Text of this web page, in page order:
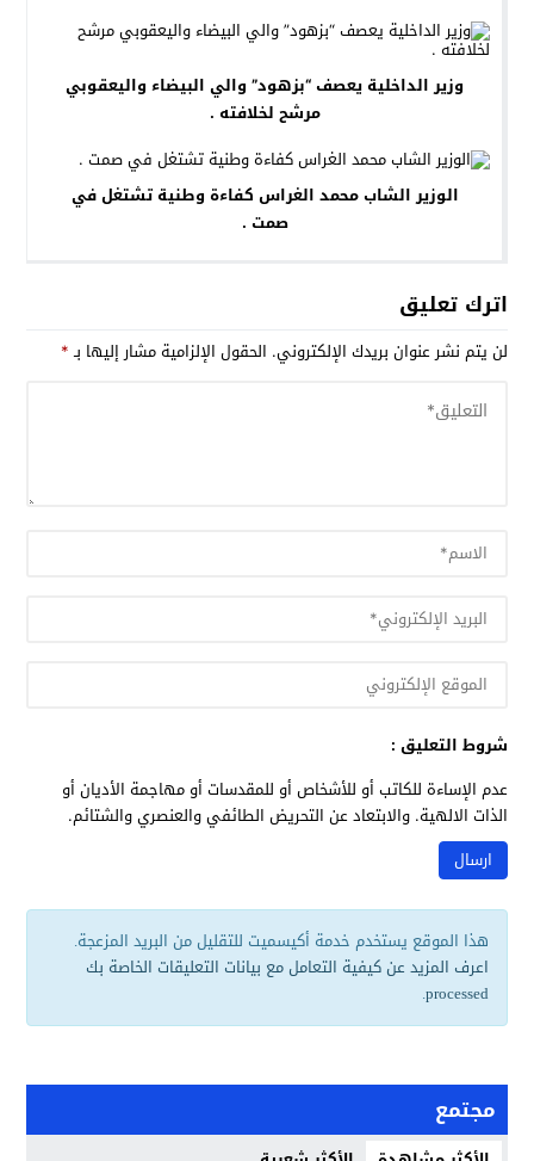
وزير الداخلية يعصف “بزهود” والي البيضاء واليعقوبي
مرشح لخلافته .
الوزير الشاب محمد الغراس كفاءة وطنية تشتغل في
صمت .
اترك تعليق
لن يتم نشر عنوان بريدك الإلكتروني. الحقول الإلزامية مشار إليها بـ*
شروط التعليق :
عدم الإساءة للكاتب أو للأشخاص أو للمقدسات أو مهاجمة الأديان أو
الذات الالهية. والابتعاد عن التحريض الطائفي والعنصري والشتائم.
هذا الموقع يستخدم خدمة أكيسميت للتقليل من البريد المزعجة.
اعرف المزيد عن كيفية التعامل مع بيانات التعليقات الخاصة بك
processed
.
مجتمع